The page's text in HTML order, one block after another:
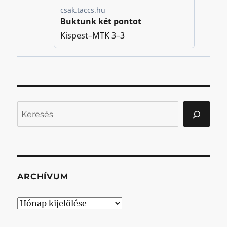
ARCHÍVUM
Archívum